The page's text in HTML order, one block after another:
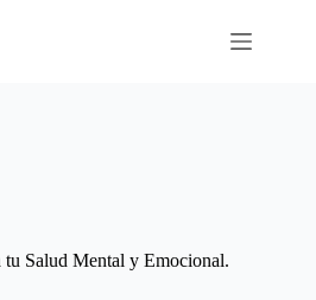
Salud Mental y Emocional.